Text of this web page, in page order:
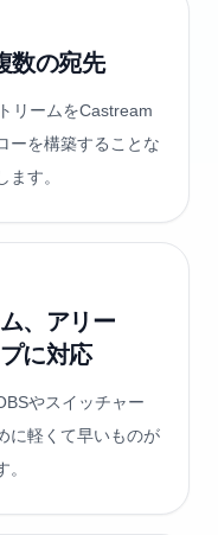
数の宛先
リームをCastream
ーを構築することな
す。
、アリー
に対応
やスイッチャー
に軽くて早いものが